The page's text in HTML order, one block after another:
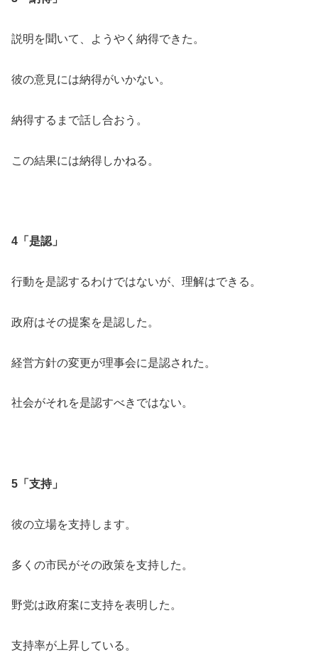
説明を聞いて、ようやく納得できた。
彼の意見には納得がいかない。
納得するまで話し合おう。
この結果には納得しかねる。
4「是認」
行動を是認するわけではないが、理解はできる。
政府はその提案を是認した。
経営方針の変更が理事会に是認された。
社会がそれを是認すべきではない。
5「支持」
彼の立場を支持します。
多くの市民がその政策を支持した。
野党は政府案に支持を表明した。
支持率が上昇している。